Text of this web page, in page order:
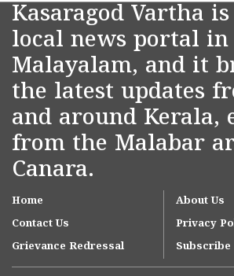
Kasaragod Vartha
local news portal in
Malayalam, and it
the latest updates
and around Kerala,
from the Malabar
Canara.
Home
About Us
Contact Us
Privacy
Grievance Redressal
Subscribe